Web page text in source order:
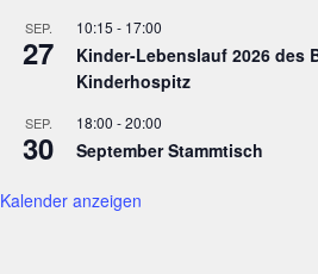
SEP.
27
10:15 - 17:00
Kinder-Lebenslauf 2026 des
Kinderhospitz
SEP.
30
18:00 -20:00
September Stammtisch
Kalender anzeigen